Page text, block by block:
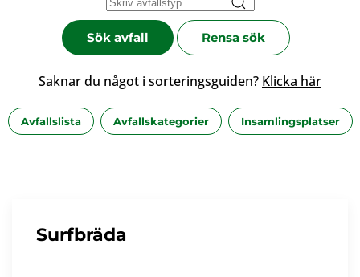
Sök avfall Rensa sök
Saknar du något i sorteringsguiden? Klicka här
Avfallslista Avfallskategorier Insamlingsplatser
Surfbräda